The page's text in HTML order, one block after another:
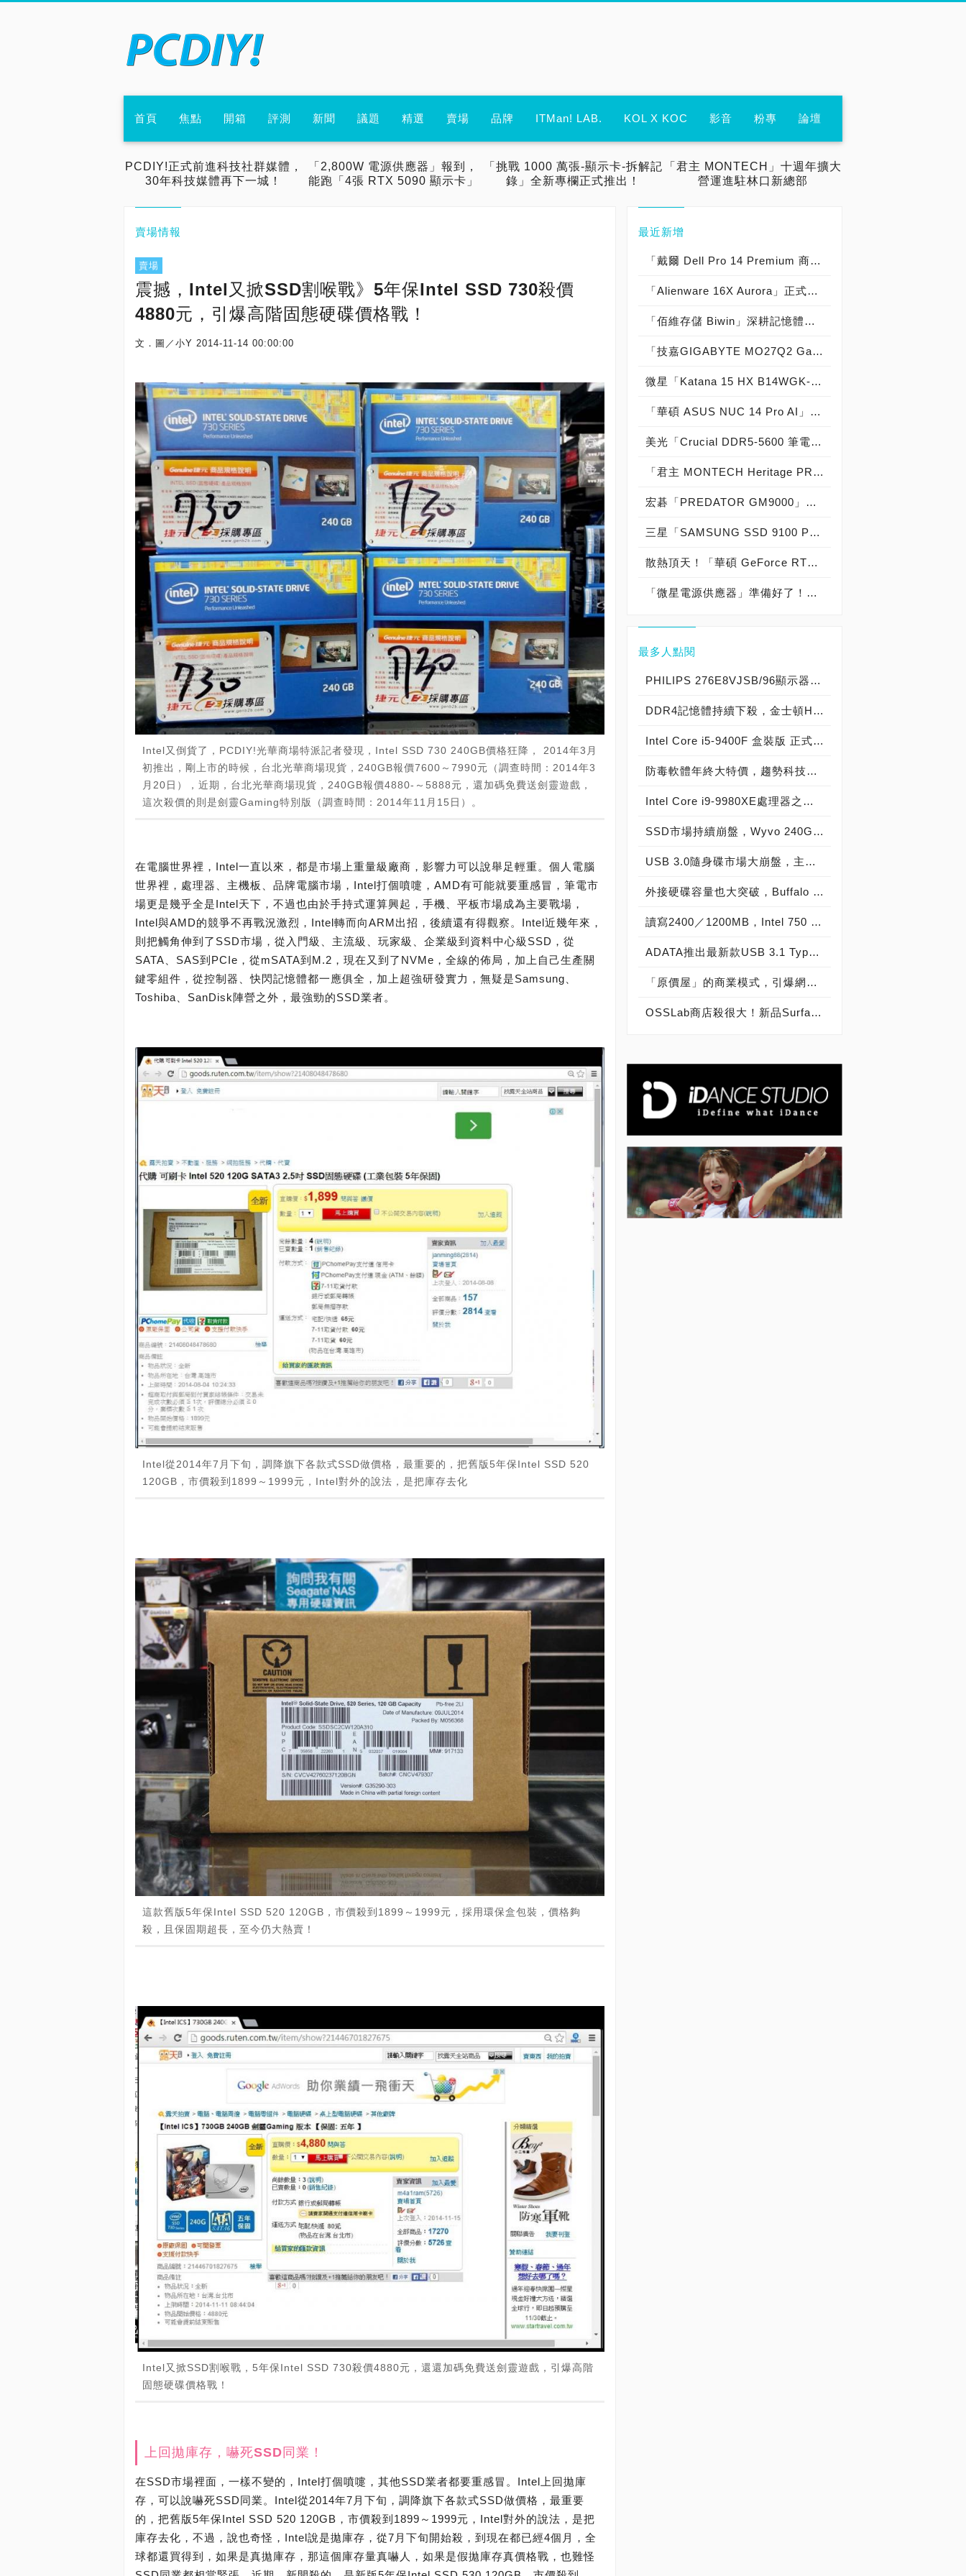
首頁 焦點 開箱 評測 新聞 議題 精選 賣場 品牌 ITMan! LAB. KOL X KOC 影音 粉專 論壇
PCDIY!正式前進科技社群媒體，
30年科技媒體再下一城！
「2,800W 電源供應器」報到，
能跑「4張 RTX 5090 顯示卡」
「挑戰 1000 萬張-顯示卡-拆解記
錄」全新專欄正式推出！
「君主 MONTECH」十週年擴大
營運進駐林口新總部
賣場情報
賣場
震撼，Intel又掀SSD割喉戰》5年保Intel SSD 730殺價
4880元，引爆高階固態硬碟價格戰！
文．圖／小Y 2014-11-14 00:00:00
Intel又倒貨了，PCDIY!光華商場特派記者發現，Intel SSD 730 240GB價格狂降， 2014年3月
初推出，剛上市的時候，台北光華商場現貨，240GB報價7600～7990元（調查時間：2014年3
月20日），近期，台北光華商場現貨，240GB報價4880-～5888元，還加碼免費送劍靈遊戲，
這次殺價的則是劍靈Gaming特別版（調查時間：2014年11月15日）。
在電腦世界裡，Intel一直以來，都是市場上重量級廠商，影響力可以說舉足輕重。個人電腦
世界裡，處理器、主機板、品牌電腦市場，Intel打個噴嚏，AMD有可能就要重感冒，筆電市
場更是幾乎全是Intel天下，不過也由於手持式運算興起，手機、平板市場成為主要戰場，
Intel與AMD的競爭不再戰況激烈，Intel轉而向ARM出招，後續還有得觀察。Intel近幾年來，
則把觸角伸到了SSD市場，從入門級、主流級、玩家級、企業級到資料中心級SSD，從
SATA、SAS到PCIe，從mSATA到M.2，現在又到了NVMe，全線的佈局，加上自己生產關
鍵零組件，從控制器、快閃記憶體都一應俱全，加上超強研發實力，無疑是Samsung、
Toshiba、SanDisk陣營之外，最強勁的SSD業者。
Intel從2014年7月下旬，調降旗下各款式SSD做價格，最重要的，把舊版5年保Intel SSD 520
120GB，市價殺到1899～1999元，Intel對外的說法，是把庫存去化
這款舊版5年保Intel SSD 520 120GB，市價殺到1899～1999元，採用環保盒包裝，價格夠
殺，且保固期超長，至今仍大熱賣！
Intel又掀SSD割喉戰，5年保Intel SSD 730殺價4880元，還還加碼免費送劍靈遊戲，引爆高階
固態硬碟價格戰！
上回拋庫存，嚇死SSD同業！
在SSD市場裡面，一樣不變的，Intel打個噴嚏，其他SSD業者都要重感冒。Intel上回拋庫
存，可以說嚇死SSD同業。Intel從2014年7月下旬，調降旗下各款式SSD做價格，最重要
的，把舊版5年保Intel SSD 520 120GB，市價殺到1899～1999元，Intel對外的說法，是把
庫存去化，不過，說也奇怪，Intel說是拋庫存，從7月下旬開始殺，到現在都已經4個月，全
球都還買得到，如果是真拋庫存，那這個庫存量真嚇人，如果是假拋庫存真價格戰，也難怪
最近新增
「戴爾 Dell Pro 14 Premium 商務筆電」強勢來襲，採用「時尚工藝外型，鎂合金超堅固，14吋超薄螢幕，24小時續航力，1,218g輕機身，優異性能表現，BTO 客製規格，軍規強固耐用」獲原價屋店長肯定推薦「商務筆電首選」提升職場競爭力價格：65,999元起！
「Alienware 16X Aurora」正式登台，採用「時尚低調外型，16吋超薄螢幕，雙ＳＳＤ架構，ＡＩ運行優化，多工商務加速，遊戲順跑流暢」獲欣亞數位肯定推薦「AI 商務電競筆電首選」辦公多工、暢玩遊戲價格：62,999元起！
「佰維存儲 Biwin」深耕記憶體模組、固態硬碟、記憶卡、嵌入式記憶儲存與半導體封測領域，在「消費級、企業級市場與工控市場」發光發熱，成為「數位存儲世界領導品牌」
「技嘉GIGABYTE MO27Q2 Gaming Monitor電競螢幕」強勢來襲，採用「時尚美學設計，QD-OLED驚艷視覺，240Hz極速顯示，絕佳黑階顯色，優質動態表現，超薄質感底座，電競戰術功能，三年烙印保固」獲原價屋店長肯定推薦「遊戲打怪神兵利器」制霸遊戲戰場價格：15,490元！
微星「Katana 15 HX B14WGK-059TW」15吋電競筆電震撼上市，不到五萬戰鬥機種 採用「RTX 5070強力顯卡，DLSS 4順暢玩遊戲，十四代16核處理器，四區炫光電競鍵盤，超強靜音散熱設計，1G＋Wi-Fi 6E連網，2K 165Hz電競螢幕，順暢玩大部分遊戲」獲原價屋店長肯定推薦「史上最超值GeForce RTX 5070戰鬥機種」晉升遊戲玩家價格：46,999元起！
「華碩 ASUS NUC 14 Pro AI」迷你電腦閃耀登場，採用「第十四代NUC 電腦，強大ＡＩ運算性能，體積嬌小不佔空間，內建喇叭與麥克風，可以用語音跑ＡＩ，指紋辨識安全可靠，全面高速連網能力，通過軍規認證穩固」獲原價屋店長肯定推薦「史上最強AI人工智慧小電腦」晉升迷你AI PC價格：33,900元起！
美光「Crucial DDR5-5600 筆電 單條 64GB SO-DIMM」記憶體模組強勢來襲，採用「超大記憶體容量，筆電衝上128 GB，最高支援256 GB，AI運算沒問題，虛擬機運作順暢，記憶容量衝上極限」獲原價屋店長肯定推薦「PC DIY擴充筆電最大記憶體容量」插滿記憶體價格：4,999元/條起！
「君主 MONTECH Heritage PRO 皮革精品機殼」強勢來襲，採用「時尚美學設計，氣質出眾外表，皮革金屬材質，小尺寸大空間，超大肚量擴充」獲原價屋店長肯定推薦「PC DIY打造質感皮革電腦豪宅」晉升時尚主機價格：2,990元起！
宏碁「PREDATOR GM9000」PCIe 5.0 SSD閃耀登場，採用「高速顛峰效能，14GB/s極限狂飆，台灣慧榮主控，台積代工製造，新六奈米製程，第四代新產品，功耗降低50％，單面打件設計，功耗不到七瓦」獲原價屋店長肯定推薦「PC DIY電腦組裝神兵利器」晉升PCIe 5.0 SSD強者價格：4,580元起！
三星「SAMSUNG SSD 9100 PRO」強勢來襲，採用「極致高速效能，速度狂飆14GB/s，第四代新產品，新五奈米製程，功耗降低50％，單面打件設計，桌機筆電能用」獲原價屋店長肯定推薦「PC DIY打造極致電腦效能」晉升PCIe 5.0 SSD王者價格：6,399元起！
散熱頂天！「華碩 GeForce RTX 50 全系列顯示卡」勁勢登場，「ROG、TUF Gaming、Prime」系列5070、5070 Ti、5080與5090顯示卡接力上市！
「微星電源供應器」準備好了！推出全系列ATX 3.1規格，具備PCIe 5.1 12V-2X6電源，對應雙顯示卡，完美支援NVIDIA GeForce RTX 50系列顯示卡！
最多人點閱
PHILIPS 276E8VJSB/96顯示器實機開箱， 史上最超值27吋4K級IPS面板極細窄邊框螢幕！
DDR4記憶體持續下殺，金士頓HyperX Fury DDR4-2133單條8GB只要1,430元
Intel Core i5-9400F 盒裝版 正式開賣！F系列全面來襲，還會發售Core i3-9350KF、i5-9600KF、i7-9700KF、i9-9900KF處理器！
防毒軟體年終大特價，趨勢科技PC-cillin 2016雲端版本買一送一只要990元
Intel Core i9-9980XE處理器之王 正式上市，18核心36執行緒 價格再創新高 光華商場報價61,800元！
SSD市場持續崩盤，Wyvo 240GB SSD只要1999元
USB 3.0隨身碟市場大崩盤，主流容量64GB價格只要500元有找
外接硬碟容量也大突破，Buffalo HD-LXU3 3.5吋USB外接硬碟
讀寫2400／1200MB，Intel 750 1.2TB SSD給你超速快感的享受
ADATA推出最新款USB 3.1 Type-C OTG隨身碟，讓您兩個願望一次滿足
「原價屋」的商業模式，引爆網友熱議！
OSSLab商店殺很大！新品Surface Pro 4不到2萬5！iMac 27”免2萬！新奇3C潮店讓您便宜買好貨！